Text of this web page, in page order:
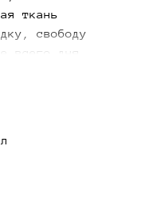
ткань
свободу
всего дня.
можно для
по всей